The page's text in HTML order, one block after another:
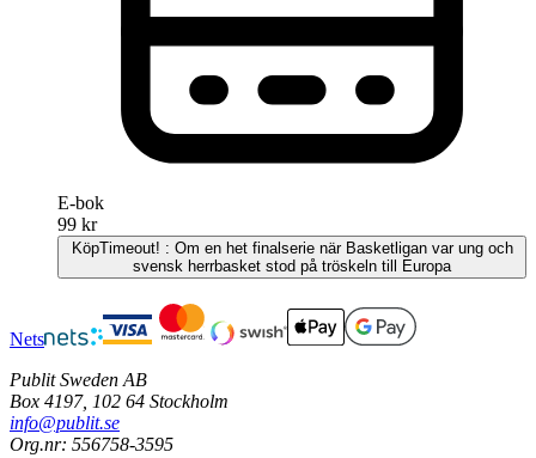
E-bok
99 kr
KöpTimeout! : Om en het finalserie när Basketligan var ung och
svensk herrbasket stod på tröskeln till Europa
Nets
Publit Sweden AB
Box 4197, 102 64 Stockholm
info@publit.se
Org.nr: 556758-3595